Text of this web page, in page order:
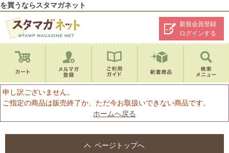
を買うならスタマガネット
新規会員登録
ログインする
申し訳ございません。
ご指定の商品は販売終了か、ただ今お取扱いできない商品です。
ホームへ戻る
ページトップへ